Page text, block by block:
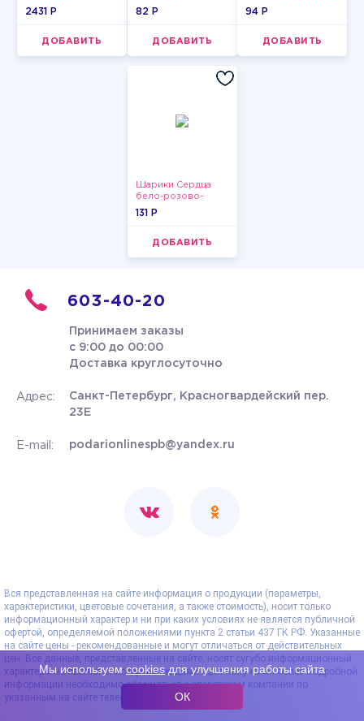
2431 P
ДОБАВИТЬ
пастельные
82 P
ДОБАВИТЬ
металлик
94 P
ДОБАВИТЬ
Шарики Сердца
бело-розово-
красные
131 P
ДОБАВИТЬ
603-40-20
Принимаем заказы
с 9:00 до 00:00
Доставка круглосуточно
Адрес:
Санкт-Петербург, Красногвардейский пер.
23Е
E-mail: podarionlinespb@yandex.ru
Вся представленная на сайте информация о продукции (параметры,
характеристики, цветовые сочетания, а также стоимость), носит только
информационный характер и ни при каких условиях не является публичной
офертой, определяемой положениями пункта 2 статьи 437 ГК РФ. Указанные
на сайте цены - рекомендованные и могут отличаться от действительных
цен. Все данные, представленные на сайте, носят сугубо информационный
характер и не являются исчерпывающими. Для получения более подробной
информации необходимо обращаться к операторам компании по
указанным на сайте телефонам.
Мы используемcookiesдля улучшения работы сайта
ОК